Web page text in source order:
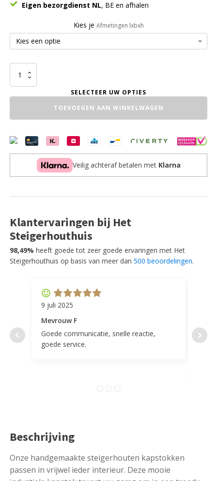
Eigen bezorgdienst NL, BE en afhalen
Kies je Afmetingen lxbxh
Industriële
Kapstok
TOEVOEGEN AAN WINKELWAGEN
Veilig achteraf betalen met Klarna
Klantervaringen bij Het
Steigerhouthuis
98,49% heeft goede tot zeer goede ervaringen met Het
Steigerhouthuis op basis van meer dan 500 beoordelingen.
9 juli 2025
Mevrouw F
Goede communicatie, snelle reactie,
goede service.
door
Beschrijving
Onze handgemaakte steigerhouten kapstokken
passen in vrijwel ieder interieur. Deze mooie